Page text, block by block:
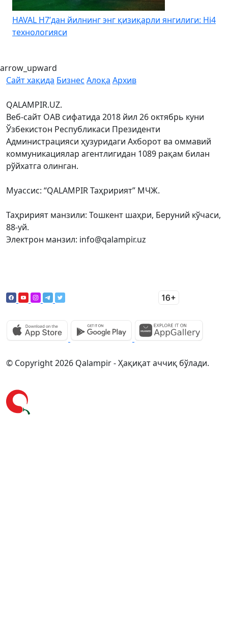
HAVAL H7’дан йилнинг энг қизиқарли янгилиги: Hi4
технологияси
arrow_upward
Сайт хақида Бизнес Алоқа Архив
QALAMPIR.UZ.
Веб-сайт ОАВ сифатида 2018 йил 26 октябрь куни
Ўзбекистон Республикаси Президенти
Администрацияси ҳузуридаги Ахборот ва оммавий
коммуникациялар агентлигидан 1089 рақам билан
рўйхатга олинган.
Муассис: “QALAMPIR Таҳририят” МЧЖ.
Таҳририят манзили: Тошкент шаҳри, Беруний кўчаси,
88-уй.
Электрон манзил: info@qalampir.uz
© Copyright 2026 Qalampir - Ҳақиқат аччиқ бўлади.